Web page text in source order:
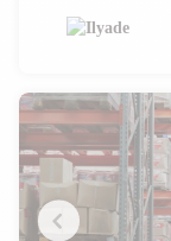
sur un terrain